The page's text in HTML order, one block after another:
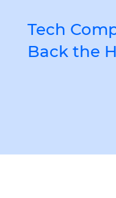
Tech
Back the